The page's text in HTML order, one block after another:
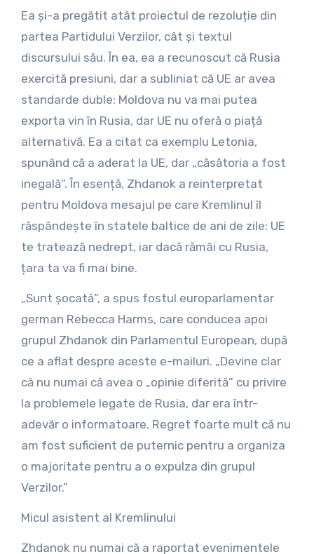
Ea și-a pregătit atât proiectul de rezoluție din
partea Partidului Verzilor, cât și textul
discursului său. În ea, ea a recunoscut că Rusia
exercită presiuni, dar a subliniat că UE ar avea
standarde duble: Moldova nu va mai putea
exporta vin în Rusia, dar UE nu oferă o piață
alternativă. Ea a citat ca exemplu Letonia,
spunând că a aderat la UE, dar „căsătoria a fost
inegală”. În esență, Zhdanok a reinterpretat
pentru Moldova mesajul pe care Kremlinul îl
răspândește în statele baltice de ani de zile: UE
te tratează nedrept, iar dacă rămâi cu Rusia,
țara ta va fi mai bine.
„Sunt șocată”, a spus fostul europarlamentar
german Rebecca Harms, care conducea apoi
grupul Zhdanok din Parlamentul European, după
ce a aflat despre aceste e-mailuri. „Devine clar
că nu numai că avea o „opinie diferită” cu privire
la problemele legate de Rusia, dar era într-
adevăr o informatoare. Regret foarte mult că nu
am fost suficient de puternic pentru a organiza
o majoritate pentru a o expulza din grupul
Verzilor.”
Micul asistent al Kremlinului
Zhdanok nu numai că a raportat evenimentele